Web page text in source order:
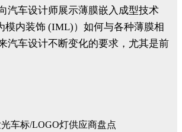
汽车设计师展示薄膜嵌入成型技术
模内装饰 (IML)）如何与各种薄膜相
汽车设计不断变化的要求，尤其是前